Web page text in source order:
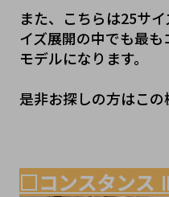
また、こちらは25サ
イズ展開の中でも最
モデルになります。
是非お探しの方はこの
□コンスタンス